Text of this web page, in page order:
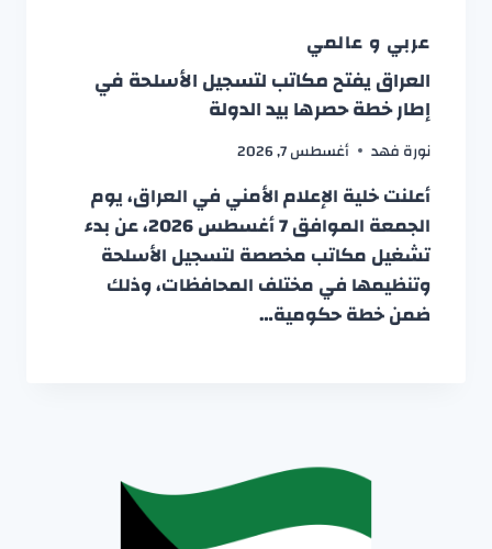
عربي و عالمي
العراق يفتح مكاتب لتسجيل الأسلحة في
إطار خطة حصرها بيد الدولة
نورة فهد أغسطس 7, 2026
أعلنت خلية الإعلام الأمني في العراق، يوم
الجمعة الموافق 7 أغسطس 2026، عن بدء
تشغيل مكاتب مخصصة لتسجيل الأسلحة
وتنظيمها في مختلف المحافظات، وذلك
ضمن خطة حكومية…